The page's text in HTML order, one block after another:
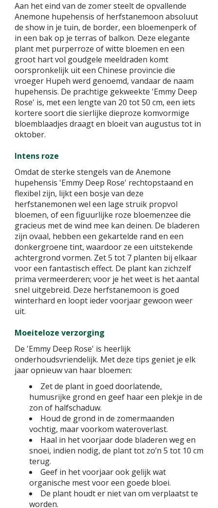
Aan het eind van de zomer steelt de opvallende
Anemone hupehensis of herfstanemoon absoluut
de show in je tuin, de border, een bloemenperk of
in een bak op je terras of balkon. Deze elegante
plant met purperroze of witte bloemen en een
groot hart vol goudgele meeldraden komt
oorspronkelijk uit een Chinese provincie die
vroeger Hupeh werd genoemd, vandaar de naam
hupehensis. De prachtige gekweekte 'Emmy Deep
Rose' is, met een lengte van 20 tot 50 cm, een iets
kortere soort die sierlijke dieproze komvormige
bloemblaadjes draagt en bloeit van augustus tot in
oktober.
Intens roze
Omdat de sterke stengels van de Anemone
hupehensis 'Emmy Deep Rose' rechtopstaand en
flexibel zijn, lijkt een bosje van deze
herfstanemonen wel een lage struik propvol
bloemen, of een figuurlijke roze bloemenzee die
gracieus met de wind mee kan deinen. De bladeren
zijn ovaal, hebben een gekartelde rand en een
donkergroene tint, waardoor ze een uitstekende
achtergrond vormen. Zet 5 tot 7 planten bij elkaar
voor een fantastisch effect. De plant kan zichzelf
prima vermeerderen; voor je het weet is het aantal
snel uitgebreid. Deze herfstanemoon is goed
winterhard en loopt ieder voorjaar gewoon weer
uit.
Moeiteloze verzorging
De 'Emmy Deep Rose' is heerlijk
onderhoudsvriendelijk. Met deze tips geniet je elk
jaar opnieuw van haar bloemen:
Zet de plant in goed doorlatende,
humusrijke grond en geef haar een plekje in de
zon of halfschaduw.
Houd de grond in de zomermaanden
vochtig, maar voorkom wateroverlast.
Haal in het voorjaar dode bladeren weg en
snoei, indien nodig, de plant tot zo’n 5 tot 10 cm
terug.
Geef in het voorjaar ook gelijk wat
organische mest voor een goede bloei.
De plant houdt er niet van om verplaatst te
worden.